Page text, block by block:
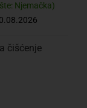
Njemačka)
čišćenje